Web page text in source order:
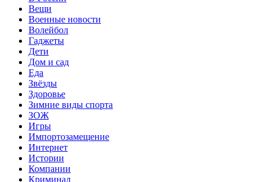
Вещи
Военные новости
Волейбол
Гаджеты
Дети
Дом и сад
Еда
Звёзды
Здоровье
Зимние виды спорта
ЗОЖ
Игры
Импортозамещение
Интернет
Истории
Компании
Криминал